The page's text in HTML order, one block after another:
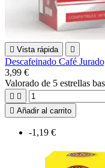
 Vista rápida 
Descafeinado Café
3,99 €
Valorado de 5 estrellas
 
 Añadir al carrito
-1,19 €